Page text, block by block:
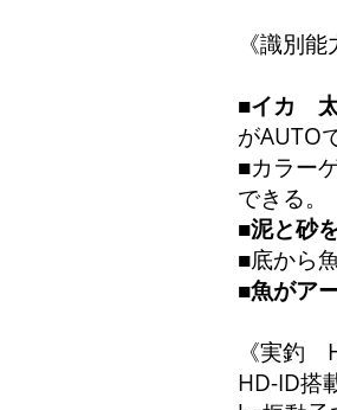
《識別
■イカ 太
がAUTO
■カラー
できる。
■泥と砂
■底から
■魚がア
《実釣
HD-ID